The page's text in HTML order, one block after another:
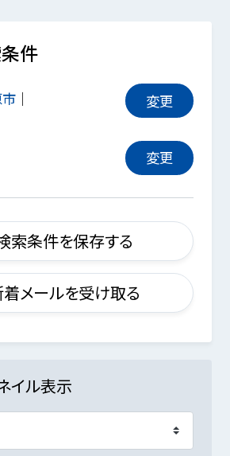
件
変更
変更
索条件を保存する
メールを受け取る
イル表示